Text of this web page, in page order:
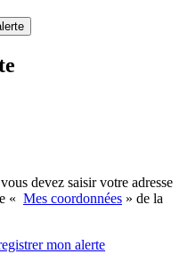
devez saisir votre adresse
« Mes coordonnées » de la
mon alerte